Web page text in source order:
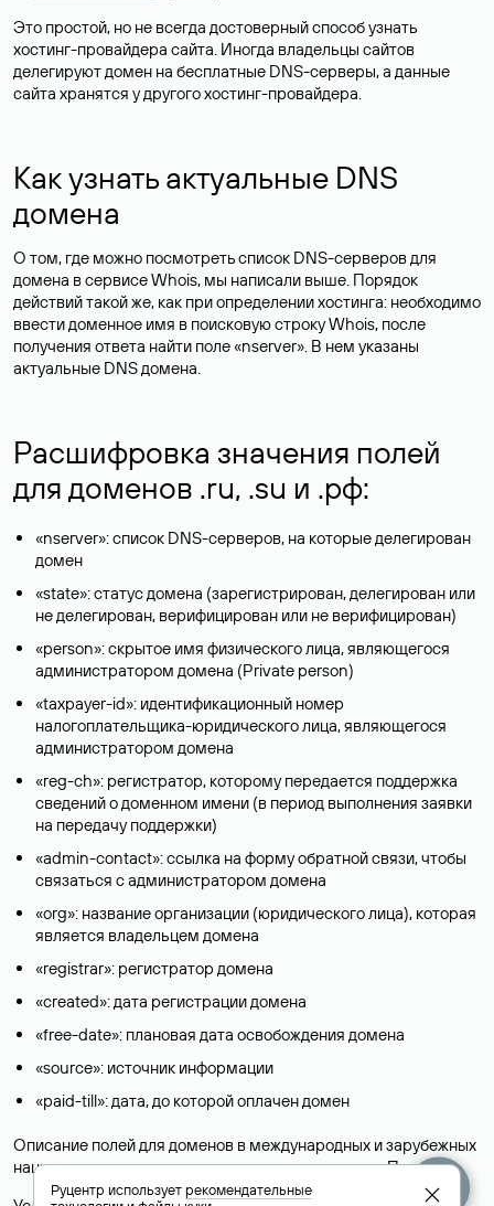
Это простой, но не всегда достоверный способ узнать
хостинг-провайдера сайта. Иногда владельцы сайтов
делегируют домен на бесплатные DNS-серверы, а данные
сайта хранятся у другого хостинг-провайдера.
Как узнать актуальные DNS
домена
О том, где можно посмотреть список DNS-серверов для
домена в сервисе Whois, мы написали выше. Порядок
действий такой же, как при определении хостинга: необходимо
ввести доменное имя в поисковую строку Whois, после
получения ответа найти поле «nserver». В нем указаны
актуальные DNS домена.
Расшифровка значения полей
для доменов .ru, .su и .рф:
«nserver»: список DNS-серверов, на которые делегирован
домен
«state»: статус домена (зарегистрирован, делегирован или
не делегирован, верифицирован или не верифицирован)
«person»: скрытое имя физического лица, являющегося
администратором домена (Privatе person)
«taxpayer-id»: идентификационный номер
налогоплательщика-юридического лица, являющегося
администратором домена
«reg-ch»: регистратор, которому передается поддержка
сведений о доменном имени (в период выполнения заявки
на передачу поддержки)
«admin-contact»: ссылка на форму обратной связи, чтобы
связаться с администратором домена
«org»: название организации (юридического лица), которая
является владельцем домена
«registrar»: регистратор домена
«created»: дата регистрации домена
«free-date»: плановая дата освобождения домена
«source»: источник информации
«paid-till»: дата, до которой оплачен домен
Описание полей для доменов в международных и зарубежных
национальных доменах представлены в разделе «Помощь».
Руцентр используетрекомендательные